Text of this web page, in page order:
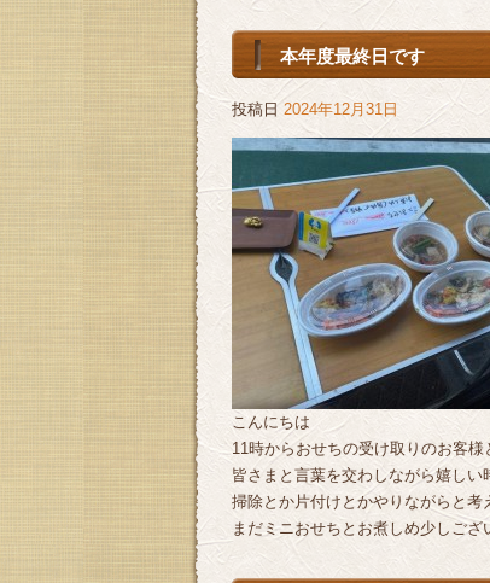
本年度最終日です
投稿日 2024年12月31日
こんにちは
11時からおせちの受け取りのお客
皆さまと言葉を交わしながら嬉しい
掃除とか片付けとかやりながらと
まだミニおせちとお煮しめ少しござ